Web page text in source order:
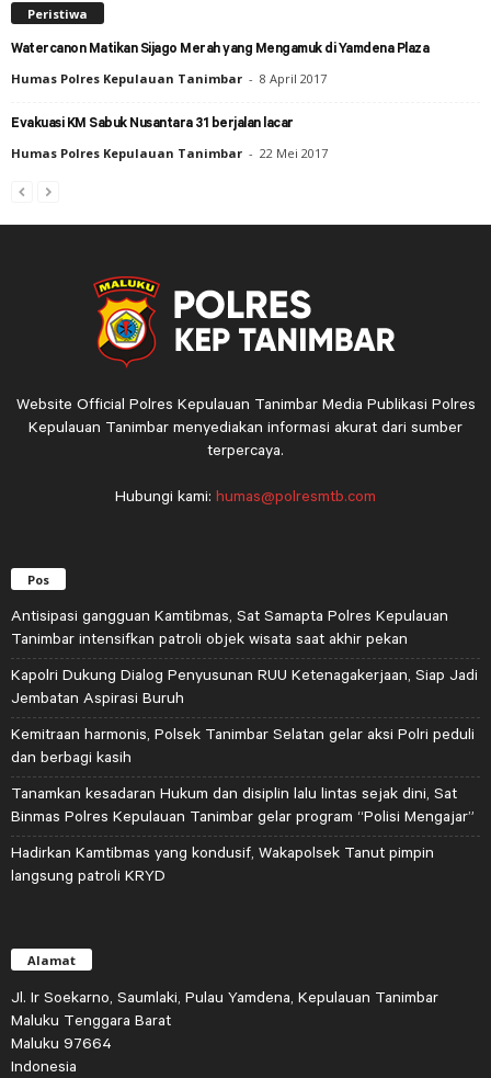
Peristiwa
Watercanon Matikan Sijago Merah yang Mengamuk di Yamdena Plaza
Humas Polres Kepulauan Tanimbar - 8 April 2017
Evakuasi KM Sabuk Nusantara 31 berjalan lacar
Humas Polres Kepulauan Tanimbar - 22 Mei 2017
Website Official Polres Kepulauan Tanimbar Media Publikasi Polres
Kepulauan Tanimbar menyediakan informasi akurat dari sumber
terpercaya.
Hubungi kami: humas@polresmtb.com
Pos
Antisipasi gangguan Kamtibmas, Sat Samapta Polres Kepulauan
Tanimbar intensifkan patroli objek wisata saat akhir pekan
Kapolri Dukung Dialog Penyusunan RUU Ketenagakerjaan, Siap Jadi
Jembatan Aspirasi Buruh
Kemitraan harmonis, Polsek Tanimbar Selatan gelar aksi Polri peduli
dan berbagi kasih
Tanamkan kesadaran Hukum dan disiplin lalu lintas sejak dini, Sat
Binmas Polres Kepulauan Tanimbar gelar program “Polisi Mengajar”
Hadirkan Kamtibmas yang kondusif, Wakapolsek Tanut pimpin
langsung patroli KRYD
Alamat
Jl. Ir Soekarno, Saumlaki, Pulau Yamdena, Kepulauan Tanimbar
Maluku Tenggara Barat
Maluku 97664
Indonesia